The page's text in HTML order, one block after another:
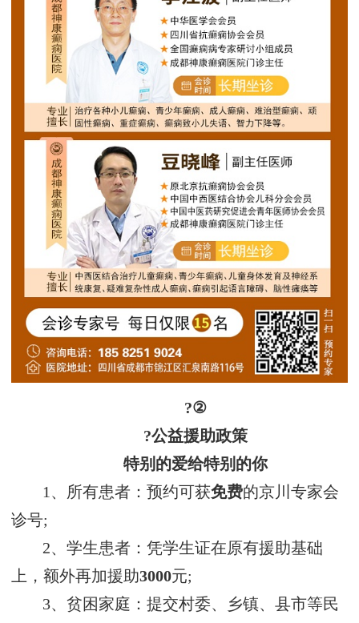
?②
?公益援助政策
特别的爱给特别的你
1、所有患者：预约可获免费的京川专家会
诊号;
2、学生患者：凭学生证在原有援助基础
上，额外再加援助3000元;
3、贫困家庭：提交村委、乡镇、县市等民